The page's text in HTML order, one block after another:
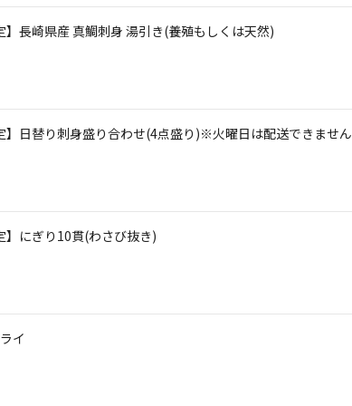
長崎県産 真鯛刺身 湯引き(養殖もしくは天然)
日替り刺身盛り合わせ(4点盛り)※火曜日は配送できません
にぎり10貫(わさび抜き)
イ